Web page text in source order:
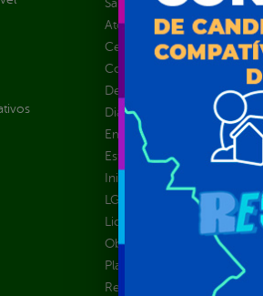
Saúde
Atos normativos
Central de Dúvidas
Convênios e Transferências
Despesas
Diárias
Emendas parlamentares
Estrutura Organizacional
Inicio
LGPD e Governo Digital
Licitações e Contratos
Obras Públicas
Planejamento e Prestação
Receitas